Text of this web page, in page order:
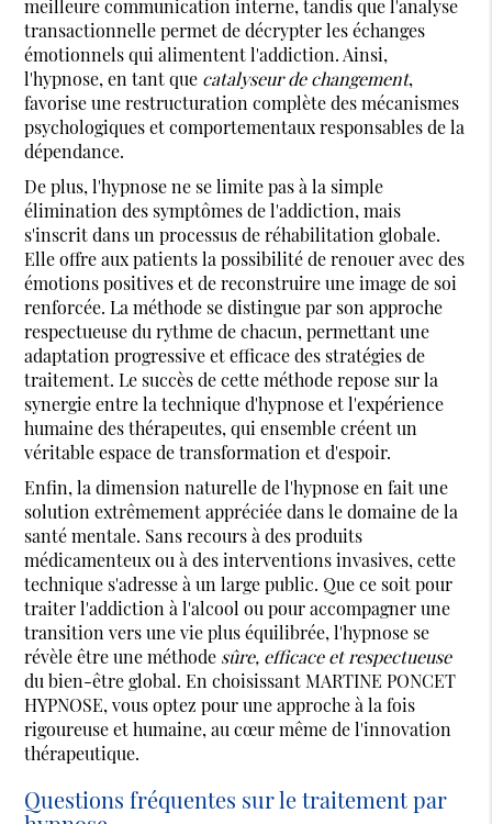
meilleure communication interne, tandis que l'analyse
transactionnelle permet de décrypter les échanges
émotionnels qui alimentent l'addiction. Ainsi,
l'hypnose, en tant que catalyseur de changement,
favorise une restructuration complète des mécanismes
psychologiques et comportementaux responsables de la
dépendance.
De plus, l'hypnose ne se limite pas à la simple
élimination des symptômes de l'addiction, mais
s'inscrit dans un processus de réhabilitation globale.
Elle offre aux patients la possibilité de renouer avec des
émotions positives et de reconstruire une image de soi
renforcée. La méthode se distingue par son approche
respectueuse du rythme de chacun, permettant une
adaptation progressive et efficace des stratégies de
traitement. Le succès de cette méthode repose sur la
synergie entre la technique d'hypnose et l'expérience
humaine des thérapeutes, qui ensemble créent un
véritable espace de transformation et d'espoir.
Enfin, la dimension naturelle de l'hypnose en fait une
solution extrêmement appréciée dans le domaine de la
santé mentale. Sans recours à des produits
médicamenteux ou à des interventions invasives, cette
technique s'adresse à un large public. Que ce soit pour
traiter l'addiction à l'alcool ou pour accompagner une
transition vers une vie plus équilibrée, l'hypnose se
révèle être une méthode sûre, efficace et respectueuse
du bien-être global. En choisissant MARTINE PONCET
HYPNOSE, vous optez pour une approche à la fois
rigoureuse et humaine, au cœur même de l'innovation
thérapeutique.
Questions fréquentes sur le traitement par